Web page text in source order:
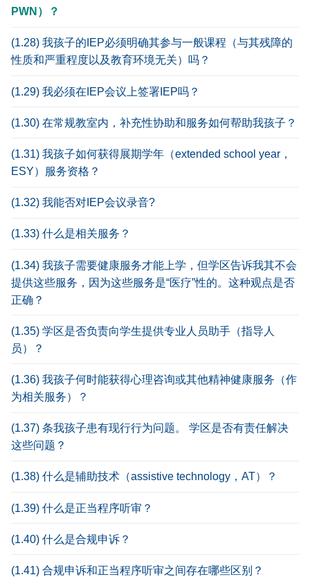
PWN）？
(1.28) 我孩子的IEP必须明确其参与一般课程（与其残障的
性质和严重程度以及教育环境无关）吗？
(1.29) 我必须在IEP会议上签署IEP吗？
(1.30) 在常规教室内，补充性协助和服务如何帮助我孩子？
(1.31) 我孩子如何获得展期学年（extended school year，
ESY）服务资格？
(1.32) 我能否对IEP会议录音?
(1.33) 什么是相关服务？
(1.34) 我孩子需要健康服务才能上学，但学区告诉我其不会
提供这些服务，因为这些服务是“医疗”性的。这种观点是否
正确？
(1.35) 学区是否负责向学生提供专业人员助手（指导人
员）？
(1.36) 我孩子何时能获得心理咨询或其他精神健康服务（作
为相关服务）？
(1.37) 条我孩子患有现行行为问题。 学区是否有责任解决
这些问题？
(1.38) 什么是辅助技术（assistive technology，AT）？
(1.39) 什么是正当程序听审？
(1.40) 什么是合规申诉？
(1.41) 合规申诉和正当程序听审之间存在哪些区别？